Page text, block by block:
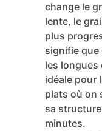
de Murcie
haute
inhabituelle
350 et 500
appellation
montagne
Cette
change le
lente, le